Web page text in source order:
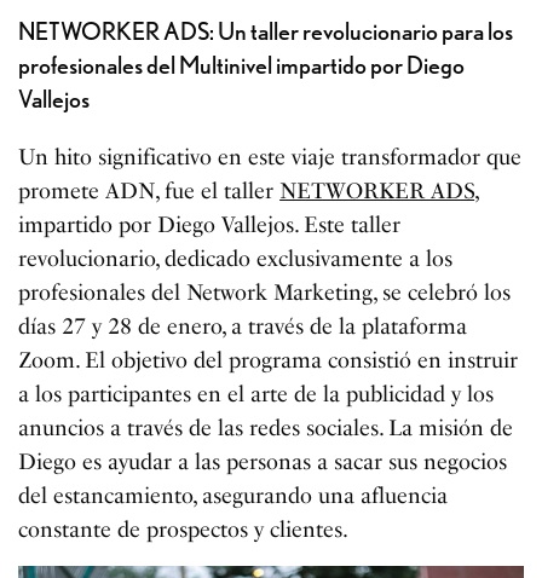
NETWORKER ADS: Un taller revolucionario para los
profesionales del Multinivel impartido por Diego
Vallejos
Un hito significativo en este viaje transformador que
promete ADN, fue el tallerNETWORKER ADS,
impartido por Diego Vallejos. Este taller
revolucionario, dedicado exclusivamente a los
profesionales del Network Marketing, se celebró los
días 27 y 28 de enero, a través de la plataforma
Zoom. El objetivo del programa consistió en instruir
a los participantes en el arte de la publicidad y los
anuncios a través de las redes sociales. La misión de
Diego es ayudar a las personas a sacar sus negocios
del estancamiento, asegurando una afluencia
constante de prospectos y clientes.